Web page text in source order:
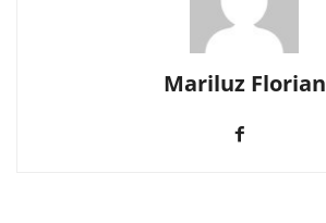
Mariluz Florian